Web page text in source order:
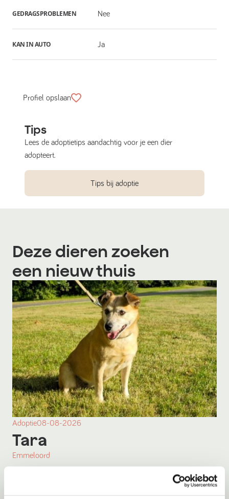
GEDRAGSPROBLEMEN Nee
KAN IN AUTO Ja
Profiel opslaan
Tips
Lees de adoptietips aandachtig voor je een dier
adopteert.
Tips bij adoptie
Deze dieren zoeken
een nieuw thuis
Adoptie08-08-2026
Tara
Emmeloord